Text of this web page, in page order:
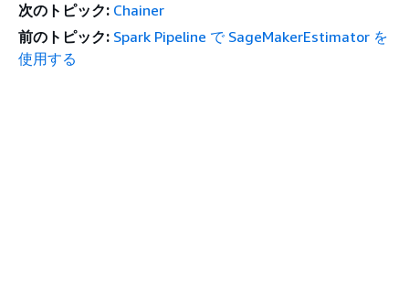
次のトピック: Chainer
前のトピック: Spark Pipeline で SageMakerEstimator を
使用する